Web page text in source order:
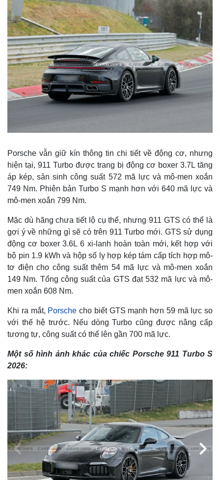
Thế giới
Quan sát
Cuộc sống đó đây
Multimedia
Video
Infographic
Porsche vẫn giữ kín thông tin chi tiết về động cơ, nhưng
hiện tại, 911 Turbo được trang bị động cơ boxer 3.7L tăng
áp kép, sản sinh công suất 572 mã lực và mô-men xoắn
749 Nm. Phiên bản Turbo S mạnh hơn với 640 mã lực và
mô-men xoắn 799 Nm.
Mặc dù hãng chưa tiết lộ cụ thể, nhưng 911 GTS có thể là
gợi ý về những gì sẽ có trên 911 Turbo mới. GTS sử dụng
động cơ boxer 3.6L 6 xi-lanh hoàn toàn mới, kết hợp với
bộ pin 1.9 kWh và hộp số ly hợp kép tám cấp tích hợp mô-
tơ điện cho công suất thêm 54 mã lực và mô-men xoắn
149 Nm. Tổng công suất của GTS đạt 532 mã lực và mô-
men xoắn 608 Nm.
Khi ra mắt, Porsche cho biết GTS mạnh hơn 59 mã lực so
với thế hệ trước. Nếu dòng Turbo cũng được nâng cấp
tương tự, công suất có thể lên gần 700 mã lực.
Một số hình ảnh khác của chiếc Porsche 911 Turbo S
2026: